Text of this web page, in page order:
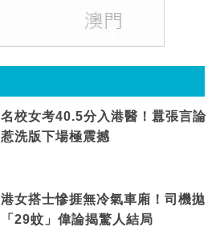
名校女考40.5分入港醫！囂張言論
惹洗版下場極震撼
港女搭士慘捱無冷氣車廂！司機拋
「29蚊」偉論揭驚人結局